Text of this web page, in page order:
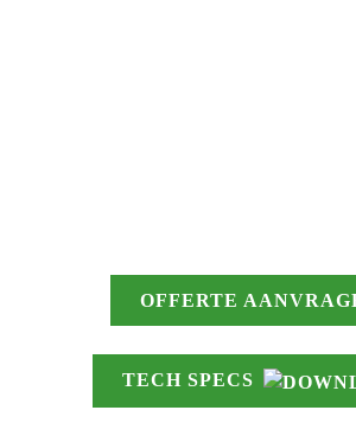
OFFERTE
TECH SPECS